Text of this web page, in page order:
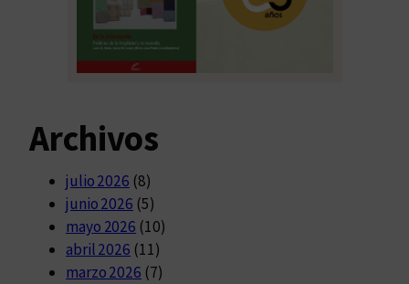
Archivos
julio 2026 (8)
junio 2026 (5)
mayo 2026 (10)
abril 2026 (11)
marzo 2026 (7)